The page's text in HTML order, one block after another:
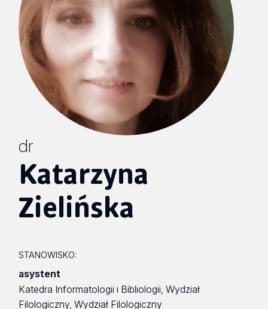
dr
Katarzyna
Zielińska
STANOWISKO:
asystent
Katedra Informatologii i Bibliologii, Wydział
Filologiczny, Wydział Filologiczny